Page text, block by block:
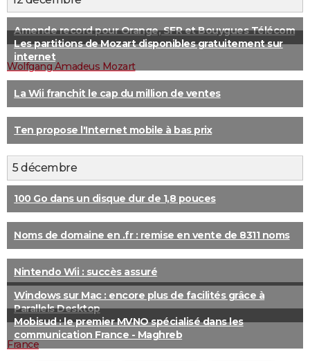
Destinations
City break
Voyage nature
Voyage de noces
Forum
Climat
+
PHOTO
GUIDES D'ACHAT
BONS PLANS
CARTE DE VOEUX
Carte de Noël
Carte Bonne année
Carte Saint-Valentin
Carte Pâques
Carte d'anniversaire
DICTIONNAIRE
Dictionnaire
Biographies
Citations
Expressions
Proverbes
PROGRAMME TV
COPAINS D'AVANT
AVIS DE DÉCÈS
FORUM
Bricolage
Lifestyle
Culture
Sport
Auto
Television
Voyage
Cinema
Amende record pour Orange, SFR et Bouygues Télécom
Les partitions de Mozart disponibles gratuitement sur
internet
Wolfgang Amadeus Mozart
La Wii franchit le cap du million de ventes
Ten propose l'Internet mobile à bas prix
5 décembre
100 Go dans un disque dur de 1,8 pouces
Noms de domaine en .fr : remise en vente de 8311 noms
Nintendo Wii : succès assuré
Windows sur Mac : encore plus de facilités grâce à
Parallels Desktop
Mobisud : le premier MVNO spécialisé dans les
communication France - Maghreb
France